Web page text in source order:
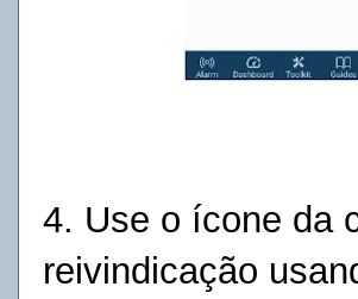
4. Use o ícone da
reivindicação